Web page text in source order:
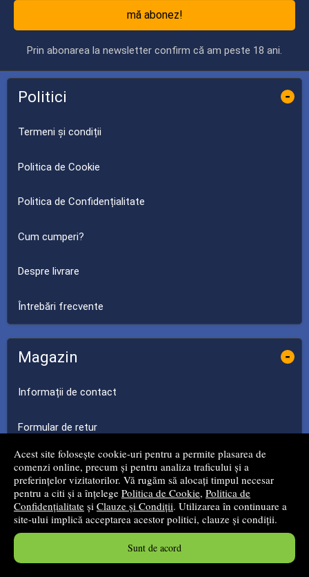
Acest site folosește cookie-uri pentru a permite plasarea de
comenzi online, precum și pentru analiza traficului și a
preferințelor vizitatorilor. Vă rugăm să alocați timpul necesar
pentru a citi și a înțelege Politica de Cookie, Politica de
Confidențialitate și Clauze și Condiții. Utilizarea în continuare a
site-ului implică acceptarea acestor politici, clauze și condiții.
Sunt de acord
mă abonez!
Prin abonarea la newsletter confirm că am peste 18 ani.
Politici -
Termeni și condiții
Politica de Cookie
Politica de Confidențialitate
Cum cumperi?
Despre livrare
Întrebări frecvente
Magazin -
Informații de contact
Formular de retur
Cărți noi
Promoții
Edituri
Autori